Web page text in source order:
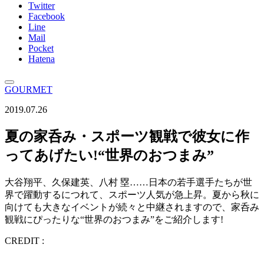
Twitter
Facebook
Line
Mail
Pocket
Hatena
GOURMET
2019.07.26
夏の家呑み・スポーツ観戦で彼女に作
ってあげたい!“世界のおつまみ”
大谷翔平、久保建英、八村 塁……日本の若手選手たちが世
界で躍動するにつれて、スポーツ人気が急上昇。夏から秋に
向けても大きなイベントが続々と中継されますので、家呑み
観戦にぴったりな“世界のおつまみ”をご紹介します!
CREDIT :